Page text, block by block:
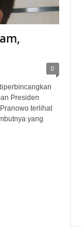
0
Presiden
terlihat
yang